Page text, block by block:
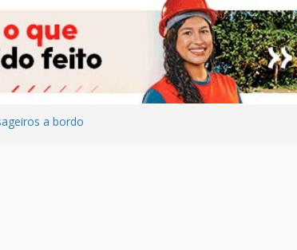
a bordo
para
decisão
marcam